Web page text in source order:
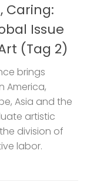
Caring:
Issue
(Tag 2)
brings
America,
Asia and the
artistic
division of
labor.